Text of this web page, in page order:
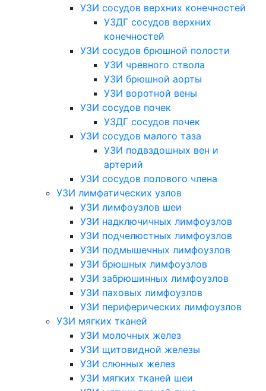
УЗИ сосудов верхних конечностей
УЗДГ сосудов верхних
конечностей
УЗИ сосудов брюшной полости
УЗИ чревного ствола
УЗИ брюшной аорты
УЗИ воротной вены
УЗИ сосудов почек
УЗДГ сосудов почек
УЗИ сосудов малого таза
УЗИ подвздошных вен и
артерий
УЗИ сосудов полового члена
УЗИ лимфатических узлов
УЗИ лимфоузлов шеи
УЗИ надключичных лимфоузлов
УЗИ подчелюстных лимфоузлов
УЗИ подмышечных лимфоузлов
УЗИ брюшных лимфоузлов
УЗИ забрюшинных лимфоузлов
УЗИ паховых лимфоузлов
УЗИ периферических лимфоузлов
УЗИ мягких тканей
УЗИ молочных желез
УЗИ щитовидной железы
УЗИ слюнных желез
УЗИ мягких тканей шеи